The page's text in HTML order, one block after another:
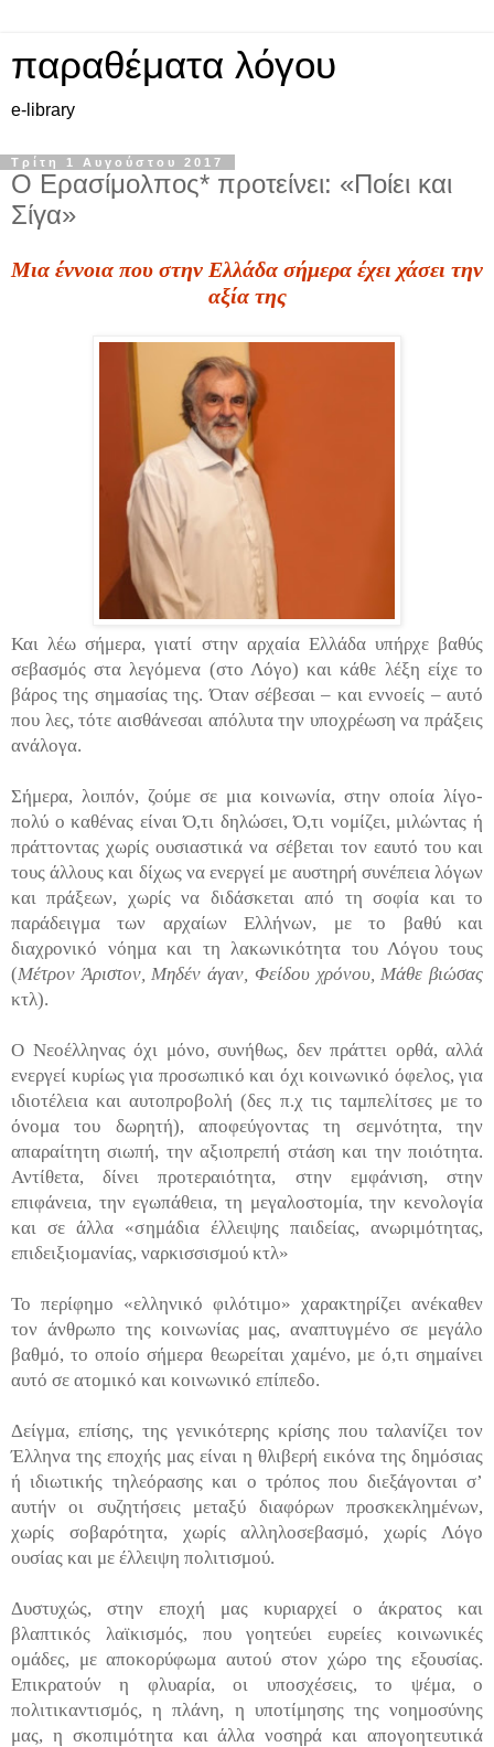
παραθέματα λόγου
e-library
Τρίτη 1 Αυγούστου 2017
Ο Ερασίμολπος* προτείνει: «Ποίει και
Σίγα»
Μια έννοια που στην Ελλάδα σήμερα έχει χάσει την
αξίατης
Και λέω σήμερα, γιατί στην αρχαία Ελλάδα υπήρχε βαθύς
σεβασμός στα λεγόμενα (στο Λόγο) και κάθε λέξη είχε το
βάρος της σημασίας της. Όταν σέβεσαι – και εννοείς – αυτό
που λες, τότε αισθάνεσαι απόλυτα την υποχρέωση να πράξεις
ανάλογα.
Σήμερα, λοιπόν, ζούμε σε μια κοινωνία, στην οποία λίγο-
πολύ ο καθένας είναι Ό,τι δηλώσει, Ό,τι νομίζει, μιλώντας ή
πράττοντας χωρίς ουσιαστικά να σέβεται τον εαυτό του και
τους άλλους και δίχως να ενεργεί με αυστηρή συνέπεια λόγων
και πράξεων, χωρίς να διδάσκεται από τη σοφία και το
παράδειγμα των αρχαίων Ελλήνων, με το βαθύ και
διαχρονικό νόημα και τη λακωνικότητα του Λόγου τους
(Μέτρον Άριστον, Μηδέν άγαν, Φείδου χρόνου, Μάθε βιώσας
κτλ).
Ο Νεοέλληνας όχι μόνο, συνήθως, δεν πράττει ορθά, αλλά
ενεργεί κυρίως για προσωπικό και όχι κοινωνικό όφελος, για
ιδιοτέλεια και αυτοπροβολή (δες π.χ τις ταμπελίτσες με το
όνομα του δωρητή), αποφεύγοντας τη σεμνότητα, την
απαραίτητη σιωπή, την αξιοπρεπή στάση και την ποιότητα.
Αντίθετα, δίνει προτεραιότητα, στην εμφάνιση, στην
επιφάνεια, την εγωπάθεια, τη μεγαλοστομία, την κενολογία
και σε άλλα «σημάδια έλλειψης παιδείας, ανωριμότητας,
επιδειξιομανίας, ναρκισσισμού κτλ»
Το περίφημο «ελληνικό φιλότιμο» χαρακτηρίζει ανέκαθεν
τον άνθρωπο της κοινωνίας μας, αναπτυγμένο σε μεγάλο
βαθμό, το οποίο σήμερα θεωρείται χαμένο, με ό,τι σημαίνει
αυτό σε ατομικό και κοινωνικό επίπεδο.
Δείγμα, επίσης, της γενικότερης κρίσης που ταλανίζει τον
Έλληνα της εποχής μας είναι η θλιβερή εικόνα της δημόσιας
ή ιδιωτικής τηλεόρασης και ο τρόπος που διεξάγονται σ’
αυτήν οι συζητήσεις μεταξύ διαφόρων προσκεκλημένων,
χωρίς σοβαρότητα, χωρίς αλληλοσεβασμό, χωρίς Λόγο
ουσίας και με έλλειψη πολιτισμού.
Δυστυχώς, στην εποχή μας κυριαρχεί ο άκρατος και
βλαπτικός λαϊκισμός, που γοητεύει ευρείες κοινωνικές
ομάδες, με αποκορύφωμα αυτού στον χώρο της εξουσίας.
Επικρατούν η φλυαρία, οι υποσχέσεις, το ψέμα, ο
πολιτικαντισμός, η πλάνη, η υποτίμησης της νοημοσύνης
μας, η σκοπιμότητα και άλλα νοσηρά και απογοητευτικά